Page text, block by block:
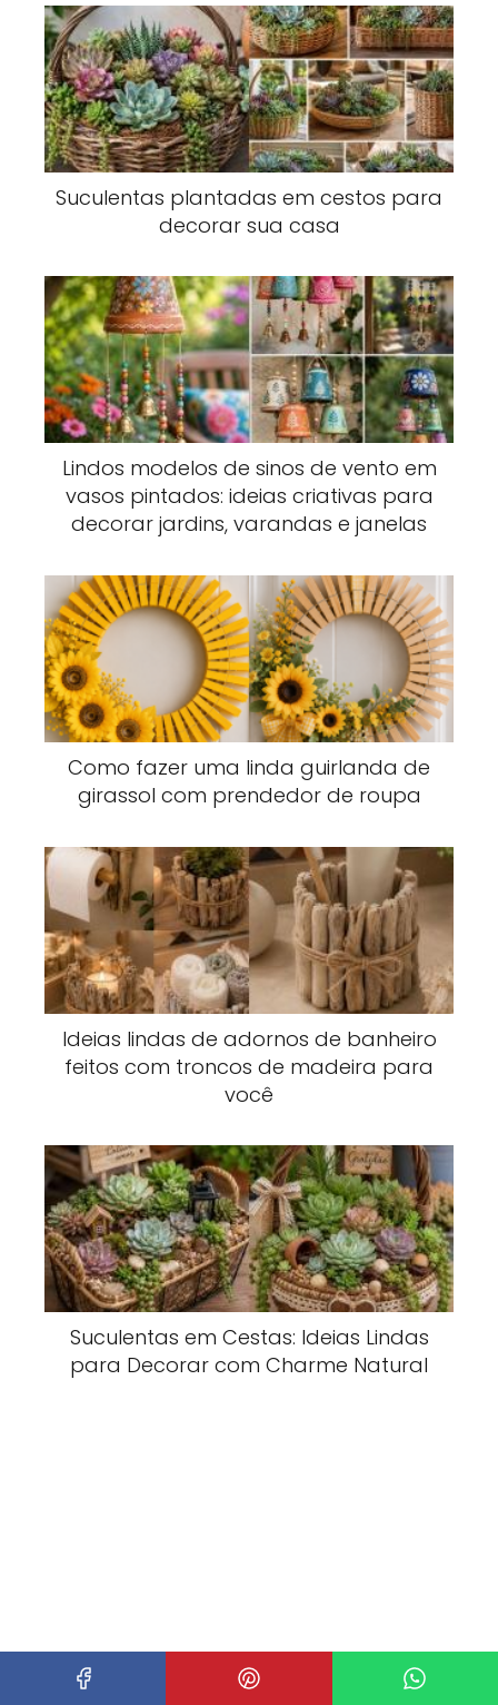
Suculentas plantadas em cestos para
decorar sua casa
Lindos modelos de sinos de vento em
vasos pintados: ideias criativas para
decorar jardins, varandas e janelas
Como fazer uma linda guirlanda de
girassol com prendedor de roupa
Ideias lindas de adornos de banheiro
feitos com troncos de madeira para
você
Suculentas em Cestas: Ideias Lindas
para Decorar com Charme Natural